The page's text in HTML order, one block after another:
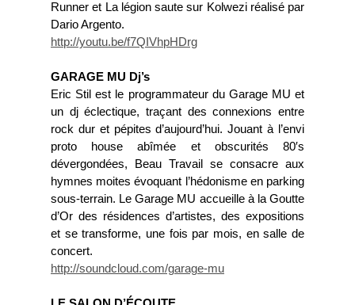
Runner et La légion saute sur Kolwezi réalisé par
Dario Argento.
http://youtu.be/f7QIVhpHDrg
GARAGE MU Dj’s
Eric Stil est le programmateur du Garage MU et
un dj éclectique, traçant des connexions entre
rock dur et pépites d’aujourd’hui. Jouant à l’envi
proto house abîmée et obscurités 80′s
dévergondées, Beau Travail se consacre aux
hymnes moites évoquant l’hédonisme en parking
sous-terrain. Le Garage MU accueille à la Goutte
d’Or des résidences d’artistes, des expositions
et se transforme, une fois par mois, en salle de
concert.
http://soundcloud.com/garage-mu